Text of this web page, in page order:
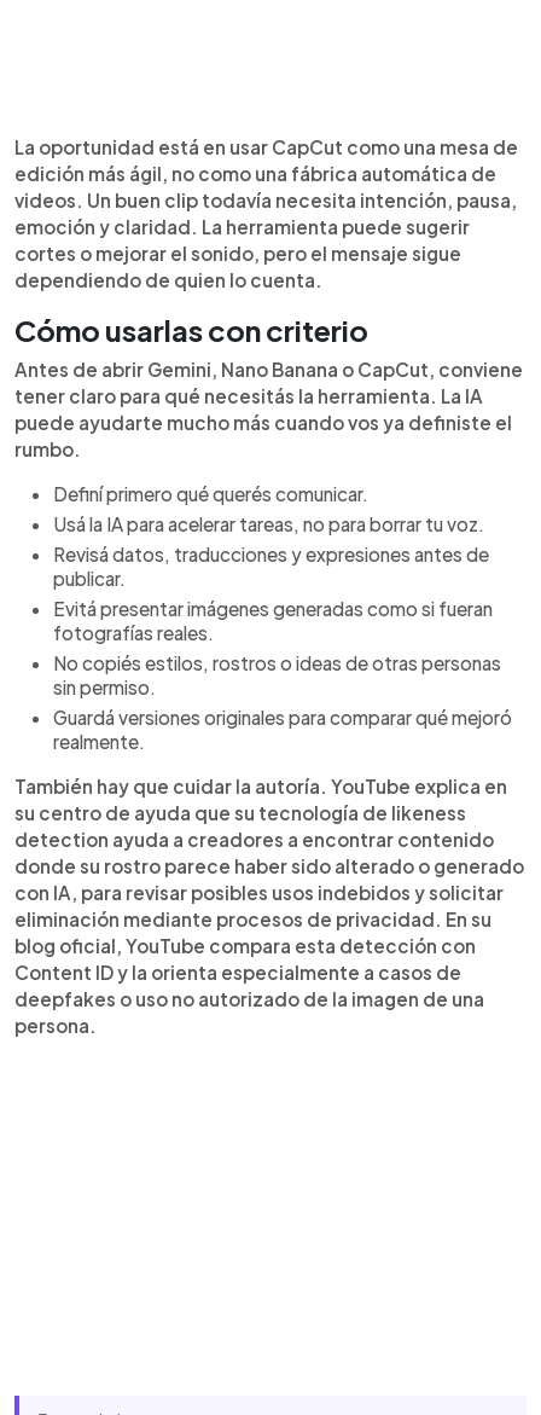
La oportunidad está en usar CapCut como una mesa de
edición más ágil, no como una fábrica automática de
videos. Un buen clip todavía necesita intención, pausa,
emoción y claridad. La herramienta puede sugerir
cortes o mejorar el sonido, pero el mensaje sigue
dependiendo de quien lo cuenta.
Cómo usarlas con criterio
Antes de abrir Gemini, Nano Banana o CapCut, conviene
tener claro para qué necesitás la herramienta. La IA
puede ayudarte mucho más cuando vos ya definiste el
rumbo.
Definí primero qué querés comunicar.
Usá la IA para acelerar tareas, no para borrar tu voz.
Revisá datos, traducciones y expresiones antes de
publicar.
Evitá presentar imágenes generadas como si fueran
fotografías reales.
No copiés estilos, rostros o ideas de otras personas
sin permiso.
Guardá versiones originales para comparar qué mejoró
realmente.
También hay que cuidar la autoría. YouTube explica en
su centro de ayuda que su tecnología de likeness
detection ayuda a creadores a encontrar contenido
donde su rostro parece haber sido alterado o generado
con IA, para revisar posibles usos indebidos y solicitar
eliminación mediante procesos de privacidad. En su
blog oficial, YouTube compara esta detección con
Content ID y la orienta especialmente a casos de
deepfakes o uso no autorizado de la imagen de una
persona.